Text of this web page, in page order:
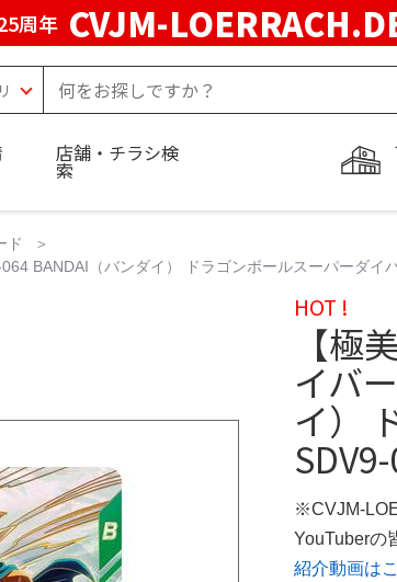
周年 CVJM-
店舗・チラシ検
索
ド
BANDAI（バンダイ） ドラゴンボールスーパーダイ
HOT !
【極
イバ
イ）
※CVJM-
YouTuberの
紹介動画は